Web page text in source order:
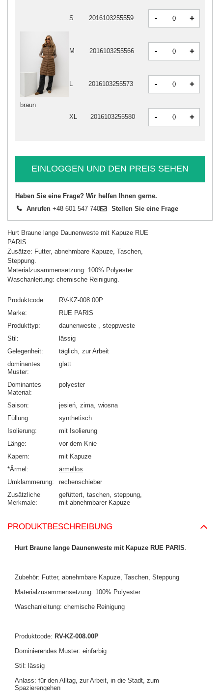
braun
S 2016103255559 - +
M 2016103255566 - +
L 2016103255573 - +
XL 2016103255580 - +
EINLOGGEN UND DEN PREIS SEHEN
Haben Sie eine Frage? Wir helfen Ihnen gerne.
Anrufen +48 601 547 740 Stellen Sie eine Frage
Hurt Braune lange Daunenweste mit Kapuze RUE
PARIS.
Zusätze: Futter, abnehmbare Kapuze, Taschen,
Steppung.
Materialzusammensetzung: 100% Polyester.
Waschanleitung: chemische Reinigung.
Produktcode
RV-KZ-008.00P
Marke
RUE PARIS
Produkttyp
daunenweste
steppweste
Stil
lässig
Gelegenheit
täglich zur Arbeit
dominantes
Muster
glatt
Dominantes
Material
polyester
Saison jesień zima wiosna
Füllung
synthetisch
Isolierung
mit Isolierung
Länge
vor dem Knie
Kapern
mit Kapuze
*Ärmel
ärmellos
Umklammerung
rechenschieber
Zusätzliche
Merkmale
gefüttert taschen steppung
mit abnehmbarer Kapuze
PRODUKTBESCHREIBUNG
Hurt Braune lange Daunenweste mit Kapuze RUE PARIS
Zubehör: Futter, abnehmbare Kapuze, Taschen, Steppung
Materialzusammensetzung: 100% Polyester
Waschanleitung: chemische Reinigung
Produktcode: RV-KZ-008.00P
Dominierendes Muster: einfarbig
Stil: lässig
Anlass: für den Alltag, zur Arbeit, in die Stadt, zum
Spazierengehen